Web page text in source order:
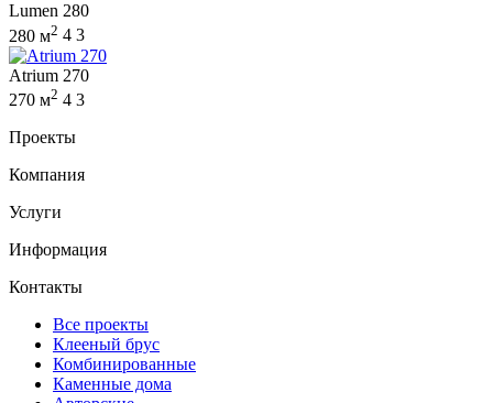
Lumen 280
280 м2 4 3
Atrium 270
270 м2 4 3
Проекты
Компания
Услуги
Информация
Контакты
Все проекты
Клееный брус
Комбинированные
Каменные дома